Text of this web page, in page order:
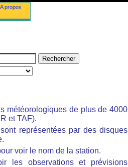
A propos
météorologiques de plus de 4000
et TAF).
représentées par des disques
voir le nom de la station.
les observations et prévisions